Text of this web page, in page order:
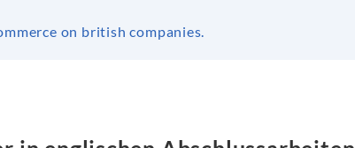
on british companies.